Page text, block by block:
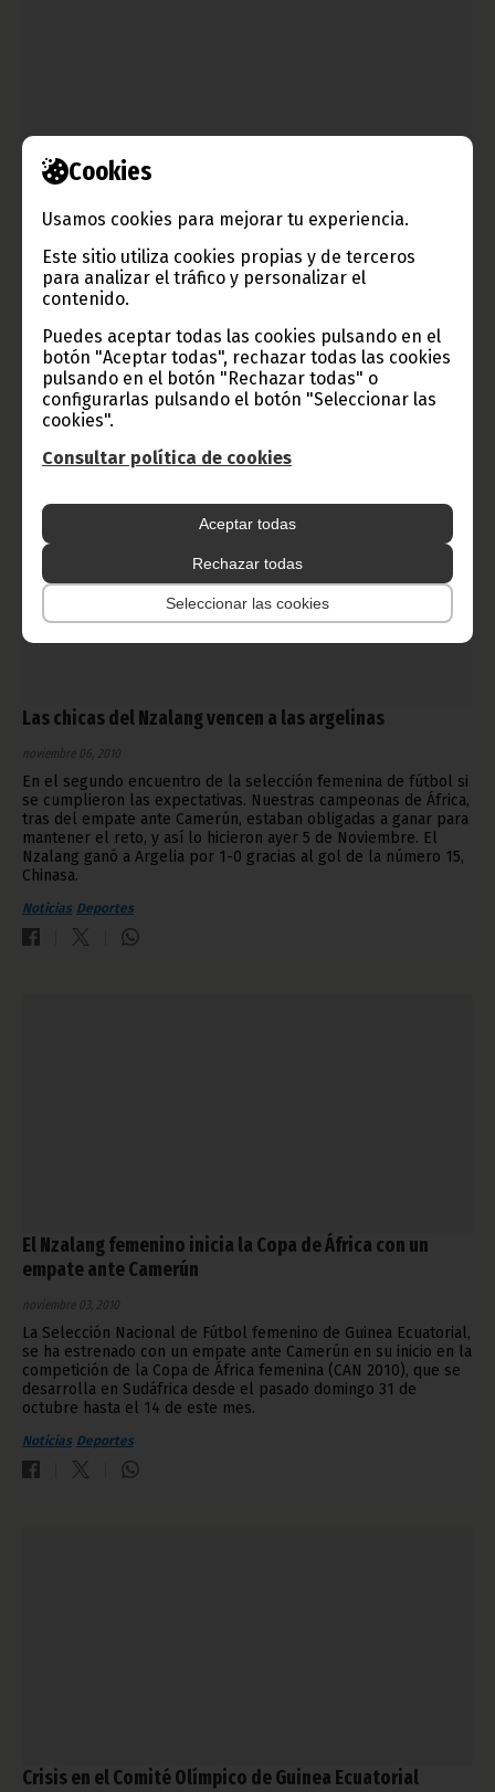
Cookies
Usamos cookies para mejorar tu experiencia.
Este sitio utiliza cookies propias y de terceros
para analizar el tráfico y personalizar el
contenido.
Puedes aceptar todas las cookies pulsando en el
botón "Aceptar todas", rechazar todas las cookies
pulsando en el botón "Rechazar todas" o
configurarlas pulsando el botón "Seleccionar las
cookies".
Consultar política de cookies
Aceptar todas
Rechazar todas
Seleccionar las cookies
Nueva victoria del Nzalang ecuatoguineano en la CAN
femenina
noviembre 09, 2010
Las chicas del equipo nacional de Guinea Ecuatorial vencen
también ante el equipo de Ghana por 3-1. La renovación del
título de campeonas de África, se encuentra cada vez más
cerca.
Noticias Deportes
Las chicas del Nzalang vencen a las argelinas
noviembre 06, 2010
En el segundo encuentro de la selección femenina de fútbol si
se cumplieron las expectativas. Nuestras campeonas de África,
tras del empate ante Camerún, estaban obligadas a ganar para
mantener el reto, y así lo hicieron ayer 5 de Noviembre. El
Nzalang ganó a Argelia por 1-0 gracias al gol de la número 15,
Chinasa.
Noticias Deportes
El Nzalang femenino inicia la Copa de África con un
empate ante Camerún
noviembre 03, 2010
La Selección Nacional de Fútbol femenino de Guinea Ecuatorial,
se ha estrenado con un empate ante Camerún en su inicio en la
competición de la Copa de África femenina (CAN 2010), que se
desarrolla en Sudáfrica desde el pasado domingo 31 de
octubre hasta el 14 de este mes.
Noticias Deportes
Crisis en el Comité Olímpico de Guinea Ecuatorial